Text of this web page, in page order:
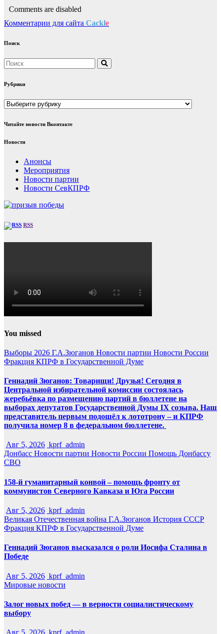
Comments are disabled
Комментарии для сайта Cackle
Поиск
Рубрики
Рубрики
Читайте новости Вконтакте
Новости
Анонсы
Мероприятия
Новости партии
Новости СевКПРФ
RSS
You missed
Выборы 2026 Г.А.Зюганов Новости партии Новости России
Фракция КПРФ в Государственной Думе
Геннадий Зюганов: Товарищи! Друзья! Сегодня в
Центральной избирательной комиссии состоялась
жеребьёвка по размещению партий в бюллетене на
выборах депутатов Государственной Думы IX созыва. Наш
представитель первым подошёл к лототрону – и КПРФ
получила номер 8 в федеральном бюллетене.
Авг 5, 2026 kprf_admin
Донбасс Новости партии Новости России Помощь Донбассу
СВО
158-й гуманитарный конвой – помощь фронту от
коммунистов Северного Кавказа и Юга России
Авг 5, 2026 kprf_admin
Великая Отечественная война Г.А.Зюганов История СССР
Фракция КПРФ в Государственной Думе
Геннадий Зюганов высказался о роли Иосифа Сталина в
Победе
Авг 5, 2026 kprf_admin
Мировые новости
Залог новых побед — в верности социалистическому
выбору
Авг 5, 2026 kprf_admin